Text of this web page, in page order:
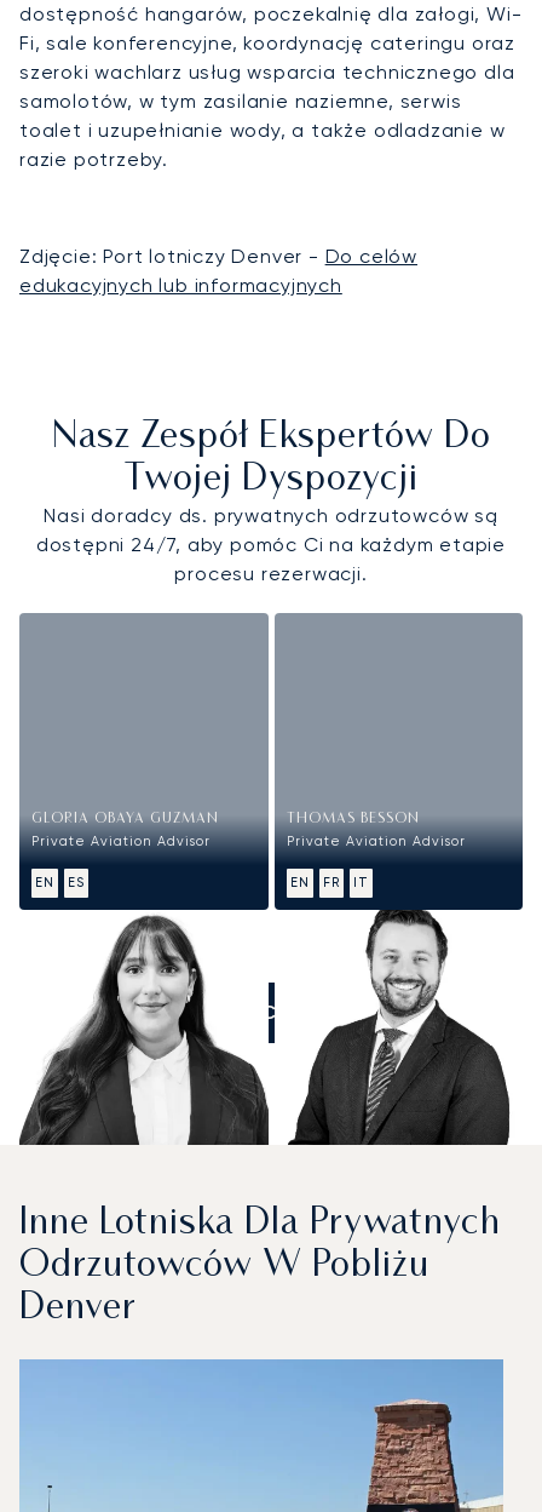
dostępność hangarów, poczekalnię dla załogi, Wi-
Fi, sale konferencyjne, koordynację cateringu oraz
szeroki wachlarz usług wsparcia technicznego dla
samolotów, w tym zasilanie naziemne, serwis
toalet i uzupełnianie wody, a także odladzanie w
razie potrzeby.
Zdjęcie: Port lotniczy Denver - Do celów
edukacyjnych lub informacyjnych
Nasz Zespół Ekspertów Do
Twojej Dyspozycji
Nasi doradcy ds. prywatnych odrzutowców są
dostępni 24/7, aby pomóc Ci na każdym etapie
procesu rezerwacji.
GLORIA OBAYA GUZMAN
Private Aviation Advisor
EN ES
THOMAS BESSON
Private Aviation Advisor
EN FR IT
ZADZWOŃCIE DO NAS
Inne Lotniska Dla Prywatnych
Odrzutowców W Pobliżu
Denver